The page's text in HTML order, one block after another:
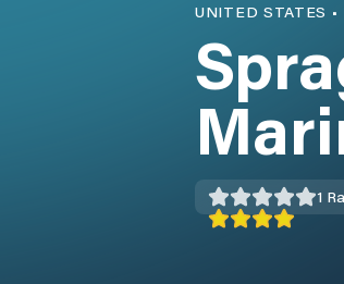
UNITED STATES •
1